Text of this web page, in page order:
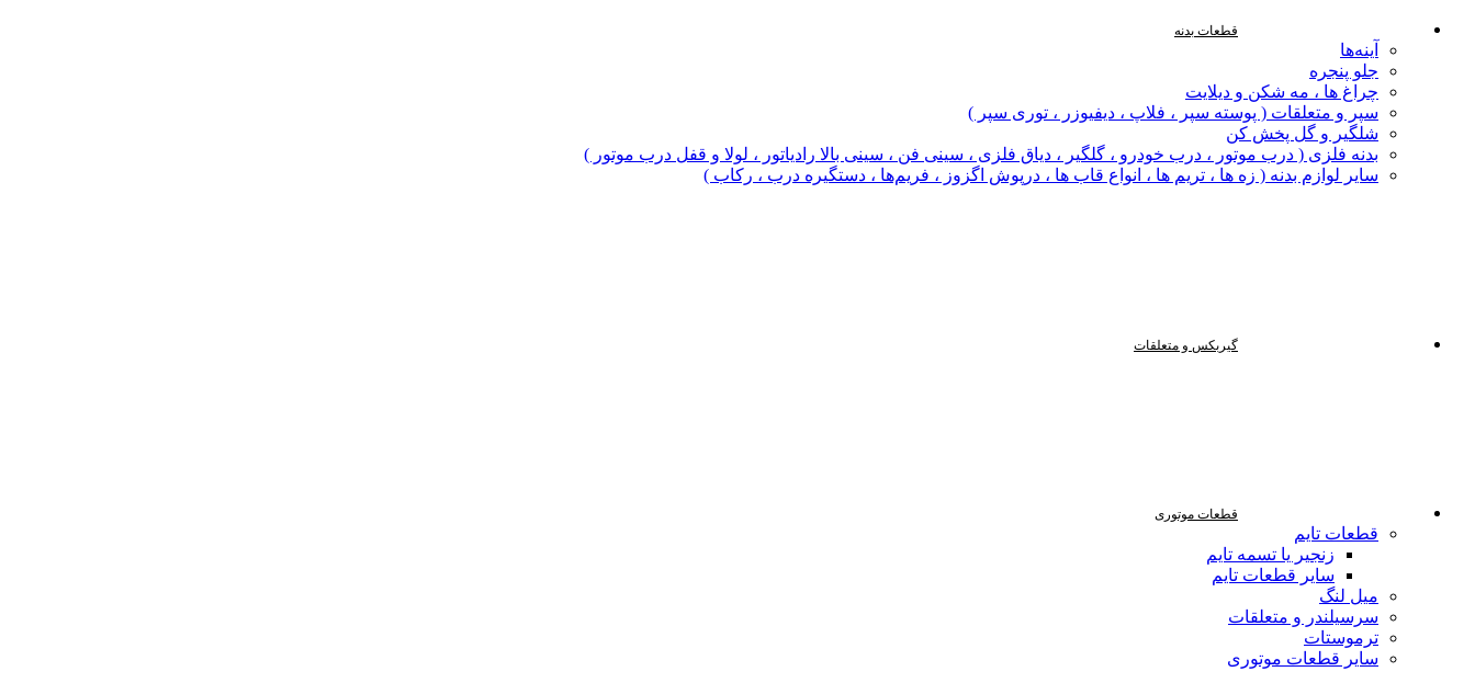
قطعات بدنه
آینه‌ها
جلو پنجره
چراغ‌ ها ، مه‌ شکن و دیلایت
سپر و متعلقات ( پوسته سپر ، فلاپ ، دیفیوزر ، توری سپر )
شلگیر و گل‌ پخش‌ کن
بدنه فلزی ( درب موتور ، درب خودرو ، گلگیر ، دیاق فلزی ، سینی فن ، سینی بالا رادیاتور ، لولا و قفل درب موتور )
سایر لوازم بدنه ( زه ها ، تریم ها ، انواع قاب ها ، درپوش اگزوز ، فریم‌ها ، دستگیره درب ، رکاب )
گیربکس و متعلقات
قطعات موتوری
قطعات تایم
زنجیر یا تسمه تایم
سایر قطعات تایم
میل لنگ
سرسیلندر و متعلقات
ترموستات
سایر قطعات موتوری